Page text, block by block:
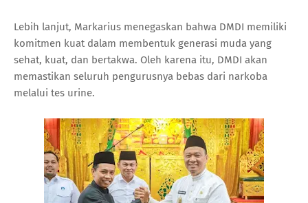
Lebih lanjut, Markarius menegaskan bahwa DMDI memiliki
komitmen kuat dalam membentuk generasi muda yang
sehat, kuat, dan bertakwa. Oleh karena itu, DMDI akan
memastikan seluruh pengurusnya bebas dari narkoba
melalui tes urine.